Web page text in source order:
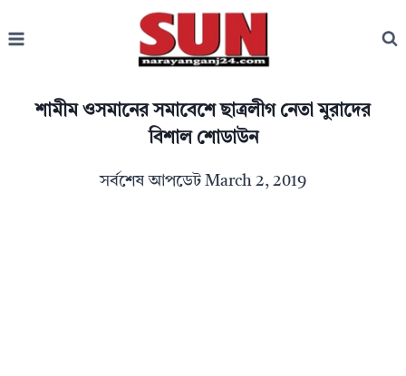
to
শামীম ওসমানের সমাবেশে ছাত্রলীগ নেতা মুরাদের
বিশাল শোডাউন
সর্বশেষ আপডেট March 2, 2019